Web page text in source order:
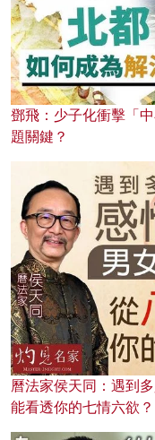
鄧飛：少子化衝擊「
題關鍵？
曆法家侯天同：遇到
能看透你的七情六欲？